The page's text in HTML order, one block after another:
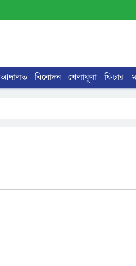
আদালত বিনোদন খেলাধূলা ফিচার